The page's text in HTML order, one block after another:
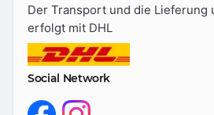
Der Transport und die Lieferung
erfolgt mit DHL
Social Network